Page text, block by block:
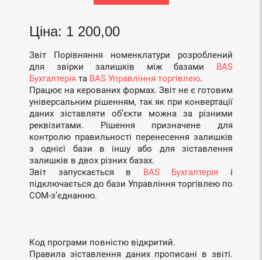
Ціна: 1 200,00
Звіт Порівняння номенклатури розроблений
для звірки залишків між базами BAS
Бухгалтерія та BAS Управління торгівлею.
Працює на керованих формах. Звіт не є готовим
універсальним рішенням, так як при конвертації
даних зіставляти об’єкти можна за різними
реквізитами. Рішення призначене для
контролю правильності перенесення залишків
з однієї бази в іншу або для зіставлення
залишків в двох різних базах.
Звіт запускається в BAS Бухгалтерія і
підключається до бази Управління торгівлею по
COM-з’єднанню.
Код програми повністю відкритий.
Правила зіставлення даних прописані в звіті.